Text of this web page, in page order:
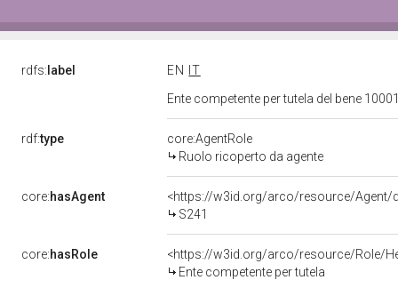
rdfs: label EN
IT
Ente competente per tutela del bene
rdf:type
core:AgentRole
Ruolo ricoperto da agente
core:hasAgent
<https://w3id.org/arco/resource/
S241
core:hasRole
<https://w3id.org/arco/resource/Role/
Ente competente per tutela